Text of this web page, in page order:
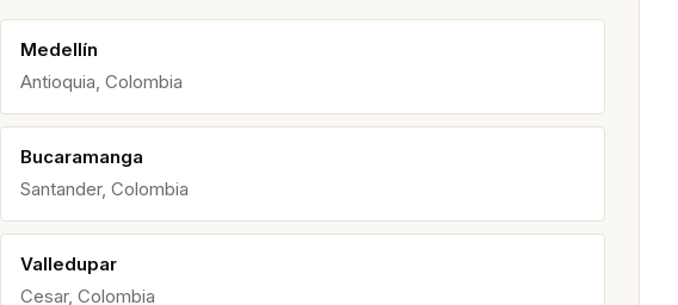
Medellín
Antioquia, Colombia
Bucaramanga
Santander, Colombia
Valledupar
Cesar, Colombia